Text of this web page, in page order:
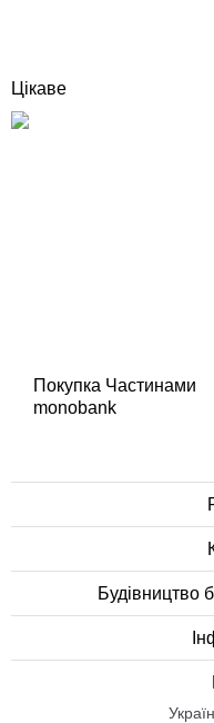
Цікаве
Покупка Частинами
monobank
Будівництво